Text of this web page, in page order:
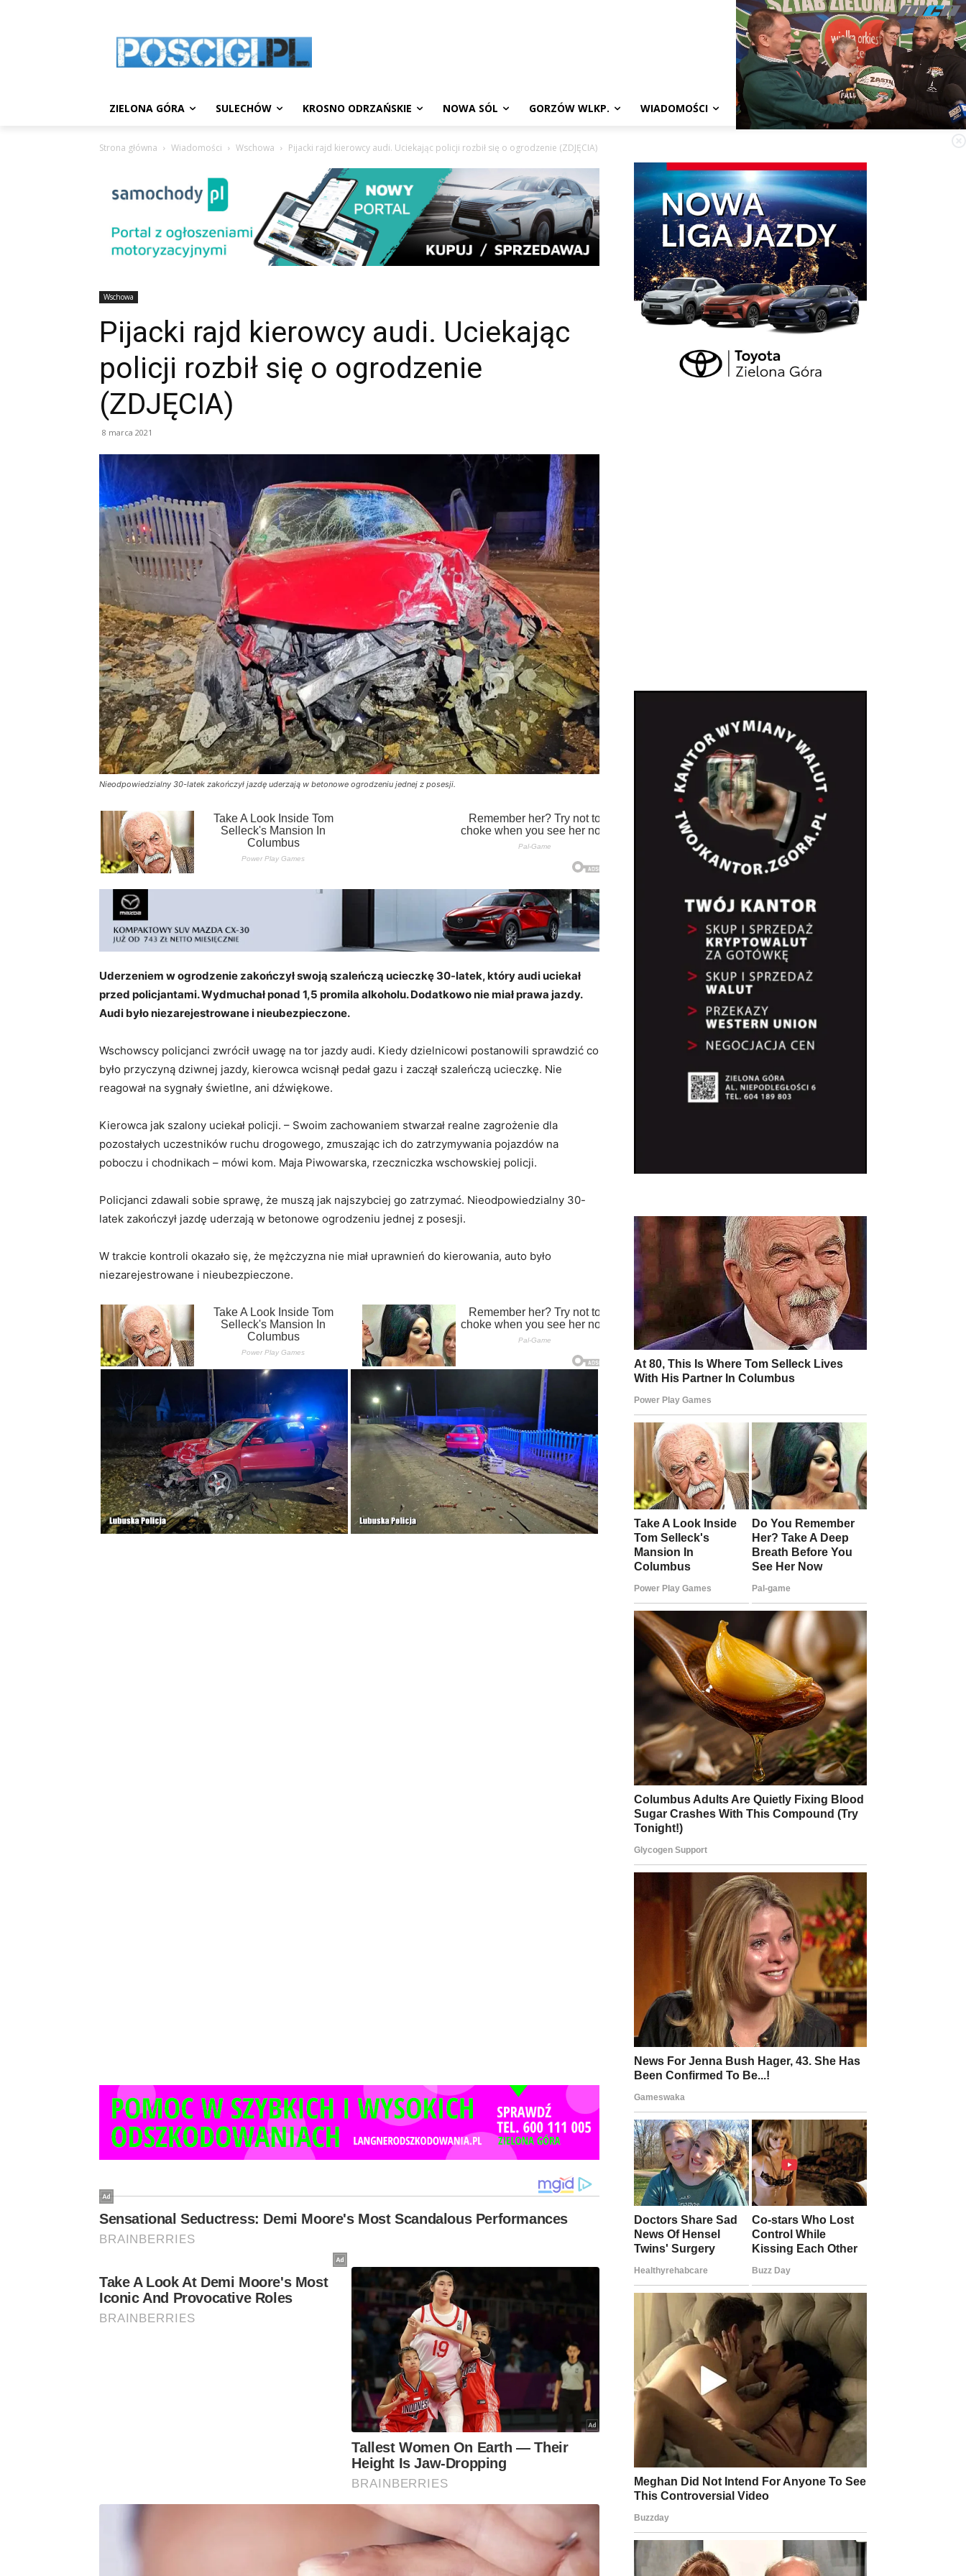
ZIELONA GÓRA SULECHÓW KROSNO ODRZAŃSKIE NOWA SÓL GORZÓW WLKP. WIADOMOŚCI
Strona główna Wiadomości Wschowa Pijacki rajd kierowcy audi. Uciekając policji rozbił się o ogrodzenie (ZDJĘCIA)
Wschowa
Pijacki rajd kierowcy audi. Uciekając
policji rozbił się o ogrodzenie
(ZDJĘCIA)
8 marca 2021
Nieodpowiedzialny 30-latek zakończył jazdę uderzają w betonowe ogrodzeniu jednej z posesji.
Uderzeniem w ogrodzenie zakończył swoją szaleńczą ucieczkę 30-latek, który audi uciekał
przed policjantami. Wydmuchał ponad 1,5 promila alkoholu. Dodatkowo nie miał prawa jazdy.
Audi było niezarejestrowane i nieubezpieczone.
Wschowscy policjanci zwrócił uwagę na tor jazdy audi. Kiedy dzielnicowi postanowili sprawdzić co
było przyczyną dziwnej jazdy, kierowca wcisnął pedał gazu i zaczął szaleńczą ucieczkę. Nie
reagował na sygnały świetlne, ani dźwiękowe.
Kierowca jak szalony uciekał policji. – Swoim zachowaniem stwarzał realne zagrożenie dla
pozostałych uczestników ruchu drogowego, zmuszając ich do zatrzymywania pojazdów na
poboczu i chodnikach – mówi kom. Maja Piwowarska, rzeczniczka wschowskiej policji.
Policjanci zdawali sobie sprawę, że muszą jak najszybciej go zatrzymać. Nieodpowiedzialny 30-
latek zakończył jazdę uderzają w betonowe ogrodzeniu jednej z posesji.
W trakcie kontroli okazało się, że mężczyzna nie miał uprawnień do kierowania, auto było
niezarejestrowane i nieubezpieczone.